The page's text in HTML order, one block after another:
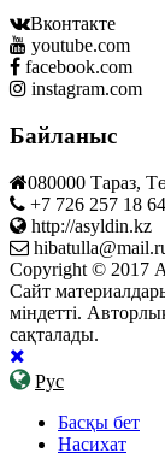
Вконтакте
youtube.com
facebook.com
instagram.com
Байланыс
080000 Тараз,
+7 726 257 18 64
http://asyldin.kz
Copyright © 2017
Сайт
міндетті.
сақталады.
Рус
Басқы бет
Насихат